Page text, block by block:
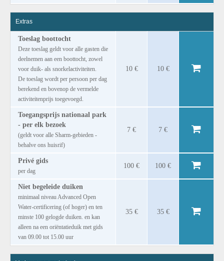
Extras
Toeslag boottocht
Deze toeslag geldt voor alle gasten die
deelnemen aan een boottocht, zowel
voor duik- als snorkelactiviteiten.
De toeslag wordt per persoon per dag
berekend en bovenop de vermelde
activiteitenprijs toegevoegd.
10 € 10 €
Toegangsprijs nationaal park
- per elk bezoek
(geldt voor alle Sharm-gebieden -
behalve ons huisrif)
7 € 7 €
Privé gids
per dag
100 € 100 €
Niet begeleide duiken
minimaal niveau Advanced Open
Water-certificering (of hoger) en ten
minste 100 gelogde duiken. en kan
alleen na een oriëntatieduik met gids
van 09.00 tot 15.00 uur
35 € 35 €